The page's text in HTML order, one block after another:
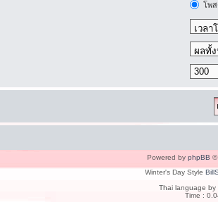
โพ
Powered by phpBB ©
Winter's Day Style
Thai language by
Time :